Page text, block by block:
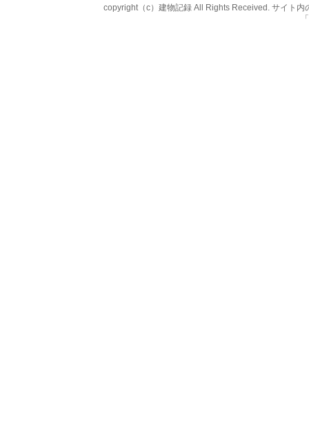
copyright（c）建物記録 All Rights Received. サイト